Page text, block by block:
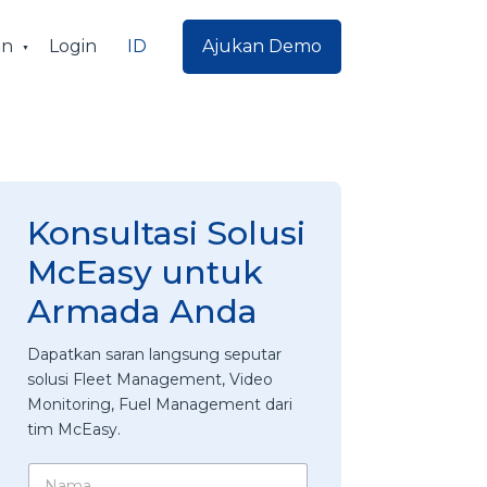
Login ID Ajukan Demo
Konsultasi Solusi
McEasy untuk
Armada Anda
Dapatkan saran langsung seputar
solusi Fleet Management, Video
Monitoring, Fuel Management dari
tim McEasy.
N
N